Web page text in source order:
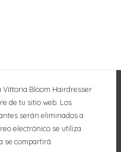
Bloom Hairdresser
de tu sitio web. Los
serán eliminados a
electrónico se utiliza
se compartirá.